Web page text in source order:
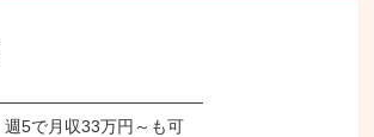
5で月収33万円～も可